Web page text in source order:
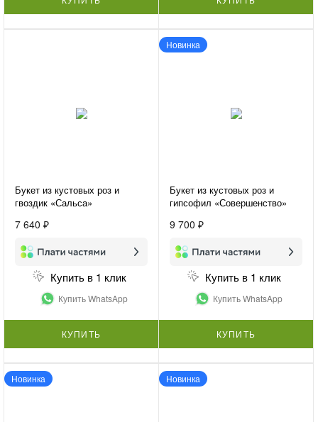
Букет из кустовых роз и
гвоздик «Сальса»
7 640 ₽
Купить в 1 клик
Купить WhatsApp
КУПИТЬ
Новинка
Букет из кустовых роз и
гипсофил «Совершенство»
9 700 ₽
Купить в 1 клик
Купить WhatsApp
КУПИТЬ
Новинка Новинка